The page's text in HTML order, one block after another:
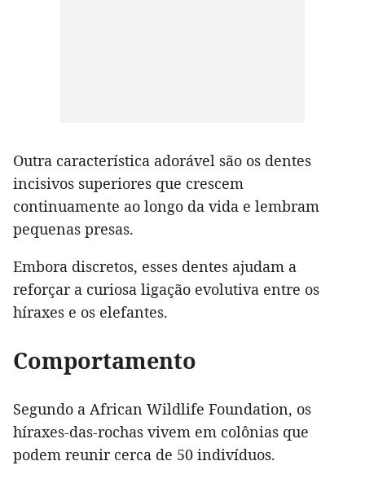
Outra característica adorável são os dentes
incisivos superiores que crescem
continuamente ao longo da vida e lembram
pequenas presas.
Embora discretos, esses dentes ajudam a
reforçar a curiosa ligação evolutiva entre os
híraxes e os elefantes.
Comportamento
Segundo a African Wildlife Foundation, os
híraxes-das-rochas vivem em colônias que
podem reunir cerca de 50 indivíduos.